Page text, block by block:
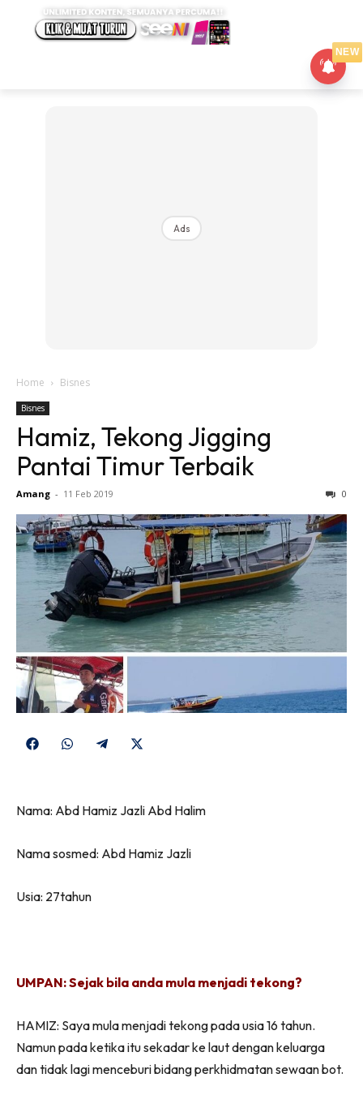
Ads
Home Bisnes
Bisnes
Hamiz, Tekong Jigging
Pantai Timur Terbaik
Amang - 11 Feb 2019 0
Share
Share
Share
(Twitter)
Nama: Abd Hamiz Jazli Abd Halim
Nama sosmed: Abd Hamiz Jazli
Usia: 27tahun
UMPAN: Sejak bila anda mula menjadi tekong?
HAMIZ: Saya mula menjadi tekong pada usia 16 tahun.
Namun pada ketika itu sekadar ke laut dengan keluarga
dan tidak lagi menceburi bidang perkhidmatan sewaan bot.
NEW